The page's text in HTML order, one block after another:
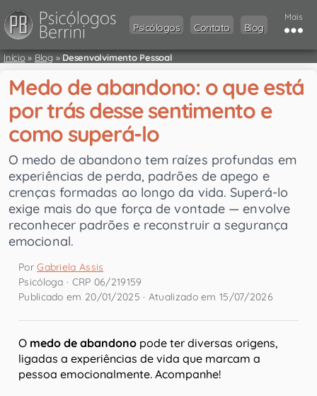
Psicólogos Contato Blog
Mais
Início» Blog» Desenvolvimento Pessoal
Medo de abandono: o que está
por trás desse sentimento e
como superá-lo
O medo de abandono tem raízes profundas em
experiências de perda, padrões de apego e
crenças formadas ao longo da vida. Superá-lo
exige mais do que força de vontade — envolve
reconhecer padrões e reconstruir a segurança
emocional.
PorGabriela Assis
Psicóloga · CRP 06/219159
Publicado em 20/01/2025 · Atualizado em 15/07/2026
O medo de abandono pode ter diversas origens,
ligadas a experiências de vida que marcam a
pessoa emocionalmente. Acompanhe!